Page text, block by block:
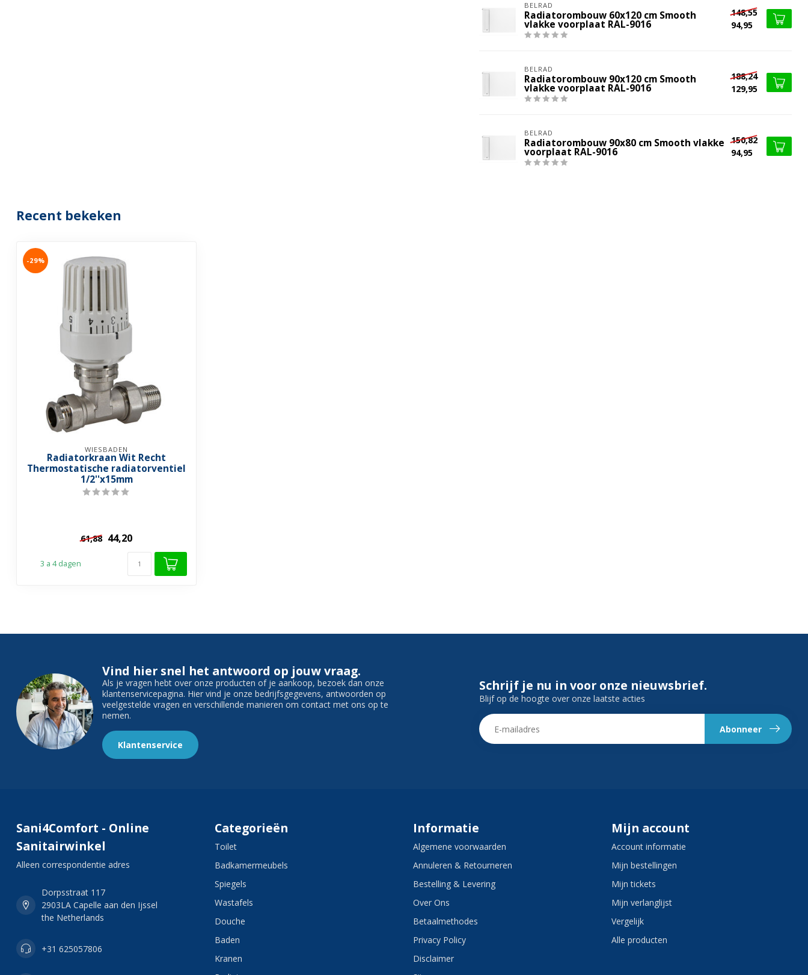
BELRAD
Radiatorombouw 60x120 cm Smooth
vlakke voorplaat RAL-9016
148,55
94,95
BELRAD
Radiatorombouw 90x120 cm Smooth
vlakke voorplaat RAL-9016
188,24
129,95
BELRAD
Radiatorombouw 90x80 cm Smooth vlakke
voorplaat RAL-9016
150,82
94,95
Recent bekeken
-29%
WIESBADEN
Radiatorkraan Wit Recht
Thermostatische radiatorventiel
1/2''x15mm
61,88 44,20
3 a 4 dagen
Vind hier snel het antwoord op jouw vraag.
Als je vragen hebt over onze producten of je aankoop, bezoek dan onze
klantenservicepagina. Hier vind je onze bedrijfsgegevens, antwoorden op
veelgestelde vragen en verschillende manieren om contact met ons op te
nemen.
Klantenservice
Schrijf je nu in voor onze nieuwsbrief.
Blijf op de hoogte over onze laatste acties
Abonneer
Sani4Comfort - Online
Sanitairwinkel
Alleen correspondentie adres
Dorpsstraat 117
2903LA Capelle aan den Ijssel
the Netherlands
+31 625057806
Categorieën
Toilet
Badkamermeubels
Spiegels
Wastafels
Douche
Baden
Kranen
Informatie
Algemene voorwaarden
Annuleren & Retourneren
Bestelling & Levering
Over Ons
Betaalmethodes
Privacy Policy
Disclaimer
Mijn account
Account informatie
Mijn bestellingen
Mijn tickets
Mijn verlanglijst
Vergelijk
Alle producten